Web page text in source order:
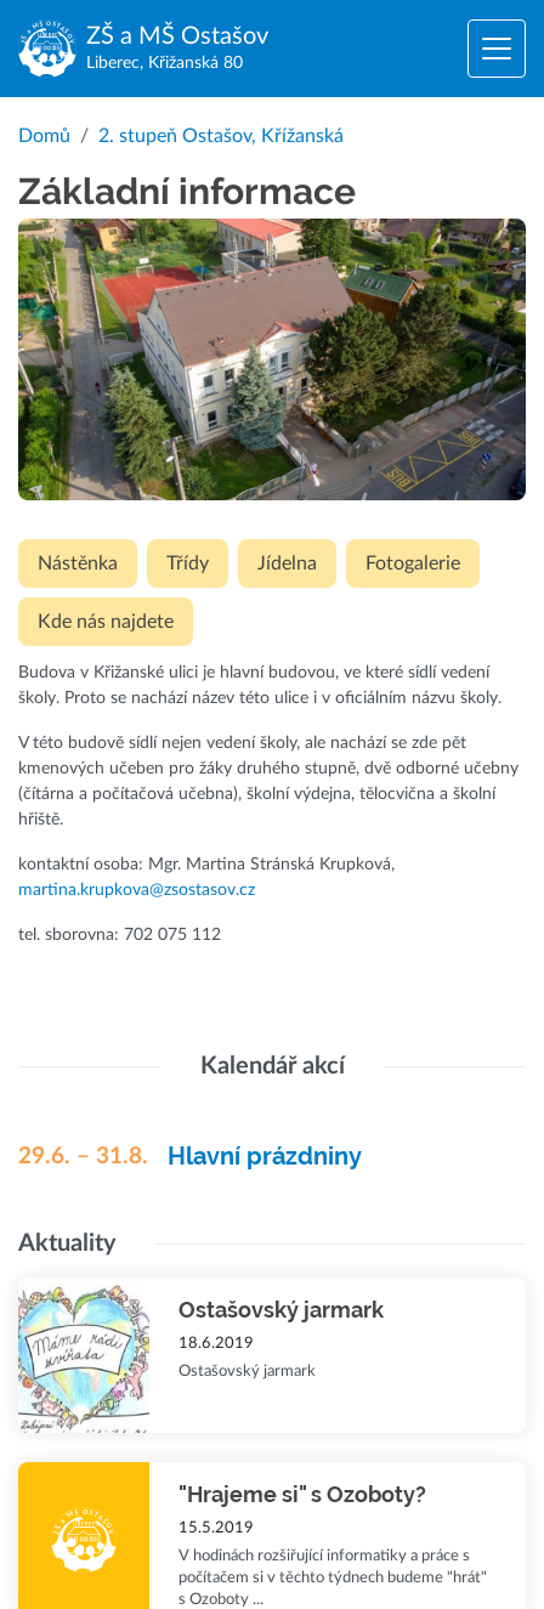
ZŠ a MŠ Ostašov
Liberec, Křižanská 80
Domů 2. stupeň Ostašov, Křížanská
Základní informace
Nástěnka Třídy Jídelna Fotogalerie
Kde nás najdete
Budova v Křižanské ulici je hlavní budovou, ve které sídlí vedení
školy. Proto se nachází název této ulice i v oficiálním názvu školy.
V této budově sídlí nejen vedení školy, ale nachází se zde pět
kmenových učeben pro žáky druhého stupně, dvě odborné učebny
(čítárna a počítačová učebna), školní výdejna, tělocvična a školní
hřiště.
kontaktní osoba: Mgr. Martina Stránská Krupková,
martina.krupkova@zsostasov.cz
tel. sborovna: 702 075 112
Kalendář akcí
29.6. – 31.8. Hlavní prázdniny
Aktuality
Ostašovský jarmark
18.6.2019
Ostašovský jarmark
"Hrajeme si" s Ozoboty?
15.5.2019
V hodinách rozšiřující informatiky a práce s
počítačem si v těchto týdnech budeme "hrát"
s Ozoboty ...